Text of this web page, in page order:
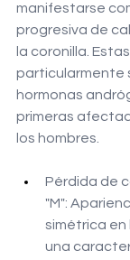
manifestarse
progresiva de
la coronilla.
particularmente
hormonas
primeras
los hombres.
Pérdida de
"M":
simétrica en
una